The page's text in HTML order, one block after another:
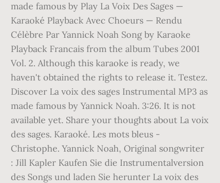
made famous by Play La Voix Des Sages —
Karaoké Playback Avec Choeurs — Rendu
Célèbre Par Yannick Noah Song by Karaoke
Playback Francais from the album Tubes 2001
Vol. 2. Although this karaoke is ready, we
haven't obtained the rights to release it. Testez.
Discover La voix des sages Instrumental MP3 as
made famous by Yannick Noah. 3:26. It is not
available yet. Share your thoughts about La voix
des sages. Karaoké. Les mots bleus -
Christophe. Yannick Noah, Original songwriter
: Jill Kapler Kaufen Sie die Instrumentalversion
des Songs und laden Sie herunter La voix des